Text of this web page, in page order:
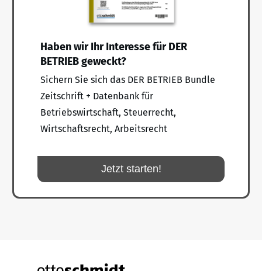
Haben wir Ihr Interesse für DER
BETRIEB geweckt?
Sichern Sie sich das DER BETRIEB Bundle
Zeitschrift + Datenbank für
Betriebswirtschaft, Steuerrecht,
Wirtschaftsrecht, Arbeitsrecht
Jetzt starten!